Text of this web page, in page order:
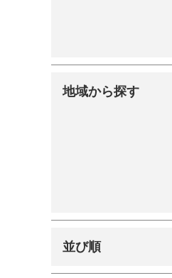
地域から探す
並び順